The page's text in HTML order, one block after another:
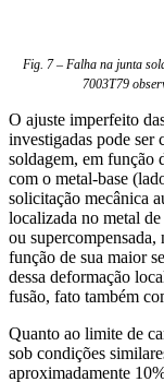
Fig. 7 – Falha na junta
7003T79
O ajuste imperfeito
investigadas pode ser
soldagem, em função
com o metal-base
solicitação mecânica
localizada no metal
ou
função de sua maior
dessa deformação
fusão, fato também
Quanto ao limite de
sob condições
aproximadamente